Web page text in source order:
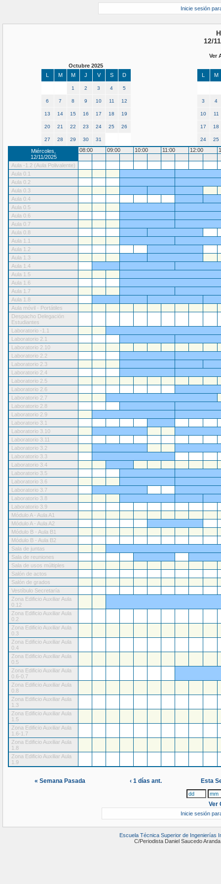
Inicie sesión
12/
Ver
Octubre 2025
L
M M J V S D
1 2 3 4 5
6 7 8 9 10 11 12
13 14 15 16 17 18 19
20 21 22 23 24 25 26
27 28 29 30 31
L M
3 4
10 11
17 18
24 25
Miércoles,
12/11/2025
08:00 09:00 10:00 11:00 12:00
Aula -1.2 (Aula Polivalente)
Aula 0.1
Aula 0.2
Aula 0.3
Aula 0.4
Aula 0.5
Aula 0.6
Aula 0.7
Aula 0.8
Aula 1.1
Aula 1.2
Aula 1.3
Aula 1.4
Aula 1.5
Aula 1.6
Aula 1.7
Aula 1.8
Aula móvil - Portátiles
Despacho Delegación
Estudiantes
Laboratorio -1.1
Laboratorio 2.1
Laboratorio 2.10
Laboratorio 2.2
Laboratorio 2.3
Laboratorio 2.4
Laboratorio 2.5
Laboratorio 2.6
Laboratorio 2.7
Laboratorio 2.8
Laboratorio 2.9
Laboratorio 3.1
Laboratorio 3.10
Laboratorio 3.11
Laboratorio 3.2
Laboratorio 3.3
Laboratorio 3.4
Laboratorio 3.5
Laboratorio 3.6
Laboratorio 3.7
Laboratorio 3.8
Laboratorio 3.9
Módulo A - Aula A1
Módulo A - Aula A2
Módulo B - Aula B1
Módulo B - Aula B2
Sala de juntas
Sala de reuniones
Sala de usos múltiples
Salón de actos
Salón de grados
Vestíbulo Secretaría
Zona Edificio Auxiliar Aula
0.12
Zona Edificio Auxiliar Aula
0.2
Zona Edificio Auxiliar Aula
0.3
Zona Edificio Auxiliar Aula
0.4
Zona Edificio Auxiliar Aula
0.5
Zona Edificio Auxiliar Aula
0.6-0.7
Zona Edificio Auxiliar Aula
0.8
Zona Edificio Auxiliar Aula
1.3
Zona Edificio Auxiliar Aula
1.5
Zona Edificio Auxiliar Aula
1.6-1.7
Zona Edificio Auxiliar Aula
1.8
Zona Edificio Auxiliar Aula
1.9
« Semana Pasada ‹ 1 días ant. Esta
Ver
Inicie sesión
Escuela Técnica Superior de Ingenierías
C/Periodista Daniel Saucedo